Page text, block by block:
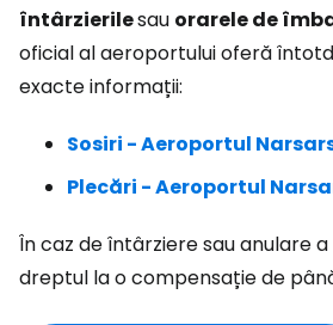
întârzierilesau orarele de
oficial al aeroportului oferă
exacte informații:
Sosiri - Aeroportul
Plecări - Aeroportul
În caz de întârziere sau anulare
dreptul la o compensație de